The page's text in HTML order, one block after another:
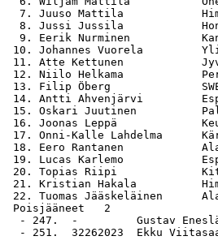
7. Juuso Mattila
8. Jussi Jussila
9. Eerik Nurminen
10. Johannes Vuorela
11. Atte Kettunen
12. Niilo Helkama
13. Filip Öberg
14. Antti Ahvenjärvi
15. Oskari Juutinen
16. Joonas Leppä
17. Onni-Kalle Lahdelma
18. Eero Rantanen
19. Lucas Karlemo
20. Topias Riipi
21. Kristian Hakala
22. Tuomas Jääskeläinen
Poisjääneet   2
- 247.  -         Gustav